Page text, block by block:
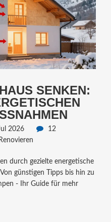
SENKEN:
2026
12
durch gezielte energetische
günstigen Tipps bis hin zu
- Ihr Guide für mehr